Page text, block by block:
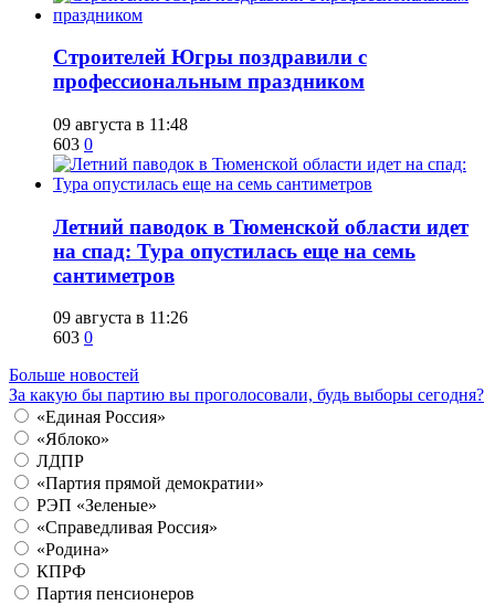
​Строителей Югры поздравили с
профессиональным праздником
09 августа в 11:48
603 0
​Летний паводок в Тюменской области идет
на спад: Тура опустилась еще на семь
сантиметров
09 августа в 11:26
603 0
Больше новостей
За какую бы партию вы проголосовали, будь выборы сегодня?
«Единая Россия»
«Яблоко»
ЛДПР
«Партия прямой демократии»
РЭП «Зеленые»
«Справедливая Россия»
«Родина»
КПРФ
Партия пенсионеров